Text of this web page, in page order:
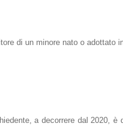
di un minore nato o adottato
a decorrere dal2020, è